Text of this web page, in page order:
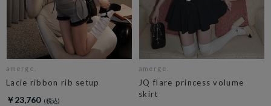
amerge.
Lacie ribbon rib setup
￥23,760
amerge.
JQ flare princess volume
skirt